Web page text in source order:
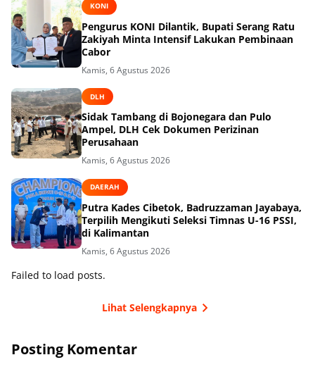
KONI
Pengurus KONI Dilantik, Bupati Serang Ratu
Zakiyah Minta Intensif Lakukan Pembinaan
Cabor
Kamis, 6 Agustus 2026
DLH
Sidak Tambang di Bojonegara dan Pulo
Ampel, DLH Cek Dokumen Perizinan
Perusahaan
Kamis, 6 Agustus 2026
DAERAH
Putra Kades Cibetok, Badruzzaman Jayabaya,
Terpilih Mengikuti Seleksi Timnas U-16 PSSI,
di Kalimantan
Kamis, 6 Agustus 2026
Failed to load posts.
Lihat Selengkapnya
Posting Komentar